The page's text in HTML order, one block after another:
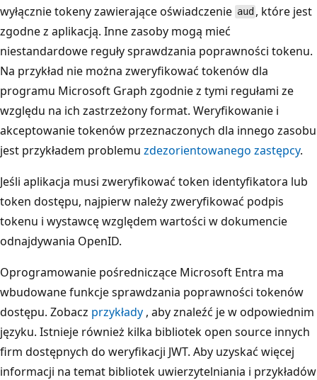
wyłącznie tokeny zawierające oświadczenie aud , które jest
zgodne z aplikacją. Inne zasoby mogą mieć
niestandardowe reguły sprawdzania poprawności tokenu.
Na przykład nie można zweryfikować tokenów dla
programu Microsoft Graph zgodnie z tymi regułami ze
względu na ich zastrzeżony format. Weryfikowanie i
akceptowanie tokenów przeznaczonych dla innego zasobu
jest przykładem problemu zdezorientowanego zastępcy.
Jeśli aplikacja musi zweryfikować token identyfikatora lub
token dostępu, najpierw należy zweryfikować podpis
tokenu i wystawcę względem wartości w dokumencie
odnajdywania OpenID.
Oprogramowanie pośredniczące Microsoft Entra ma
wbudowane funkcje sprawdzania poprawności tokenów
dostępu. Zobacz przykłady , aby znaleźć je w odpowiednim
języku. Istnieje również kilka bibliotek open source innych
firm dostępnych do weryfikacji JWT. Aby uzyskać więcej
informacji na temat bibliotek uwierzytelniania i przykładów